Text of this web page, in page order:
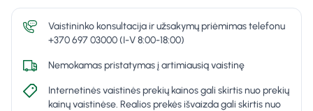
Vaistininko konsultacija ir užsakymų priėmimas telefonu
+370 697 03000 (I-V 8:00-18:00)
Nemokamas pristatymas į artimiausią vaistinę
Internetinės vaistinės prekių kainos gali skirtis nuo prekių
kainų vaistinėse. Realios prekės išvaizda gali skirtis nuo